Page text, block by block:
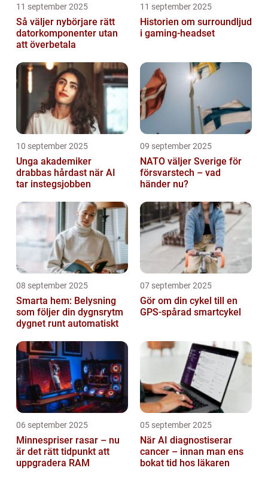
11 september 2025
Så väljer nybörjare rätt
datorkomponenter utan
att överbetala
11 september 2025
Historien om surroundljud
i gaming-headset
10 september 2025
Unga akademiker
drabbas hårdast när AI
tar instegsjobben
09 september 2025
NATO väljer Sverige för
försvarstech – vad
händer nu?
08 september 2025
Smarta hem: Belysning
som följer din dygnsrytm
dygnet runt automatiskt
07 september 2025
Gör om din cykel till en
GPS-spårad smartcykel
06 september 2025
Minnespriser rasar – nu
är det rätt tidpunkt att
uppgradera RAM
05 september 2025
När AI diagnostiserar
cancer – innan man ens
bokat tid hos läkaren